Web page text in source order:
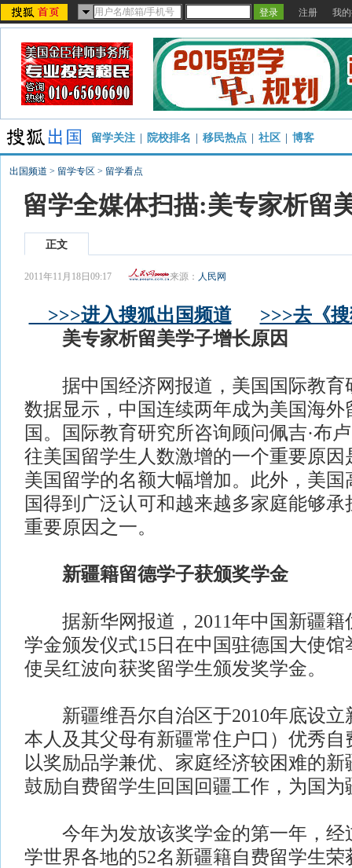
注册 我
留学关注 院校排名 移民热点 社区 博客
出国频道 > 留学专区 > 留学看点
留学全媒体扫描:美专家析留
正文
2011年11月18日09:17 来源： 人民网
>>>进入搜狐出国频道
>>>去《
美专家析留美学子增长原因
据中国经济网报道，美国国际教育
数据显示，中国连续两年成为美国海外
国。国际教育研究所咨询顾问佩吉·布
往美国留学生人数激增的一个重要原因
美国留学的名额大幅增加。此外，美国
国得到广泛认可和越来越多家庭能够
重要原因之一。
新疆籍留德学子获颁奖学金
据新华网报道，2011年中国新疆籍
学金颁发仪式15日在中国驻德国大使
使吴红波向获奖留学生颁发奖学金。
新疆维吾尔自治区于2010年底设
本人及其父母有新疆常住户口）优秀自
以奖励品学兼优、家庭经济较困难的
鼓励自费留学生回国回疆工作，为国为
今年为发放该奖学金的第一年，经
学世界各地的52名新疆籍自费留学生